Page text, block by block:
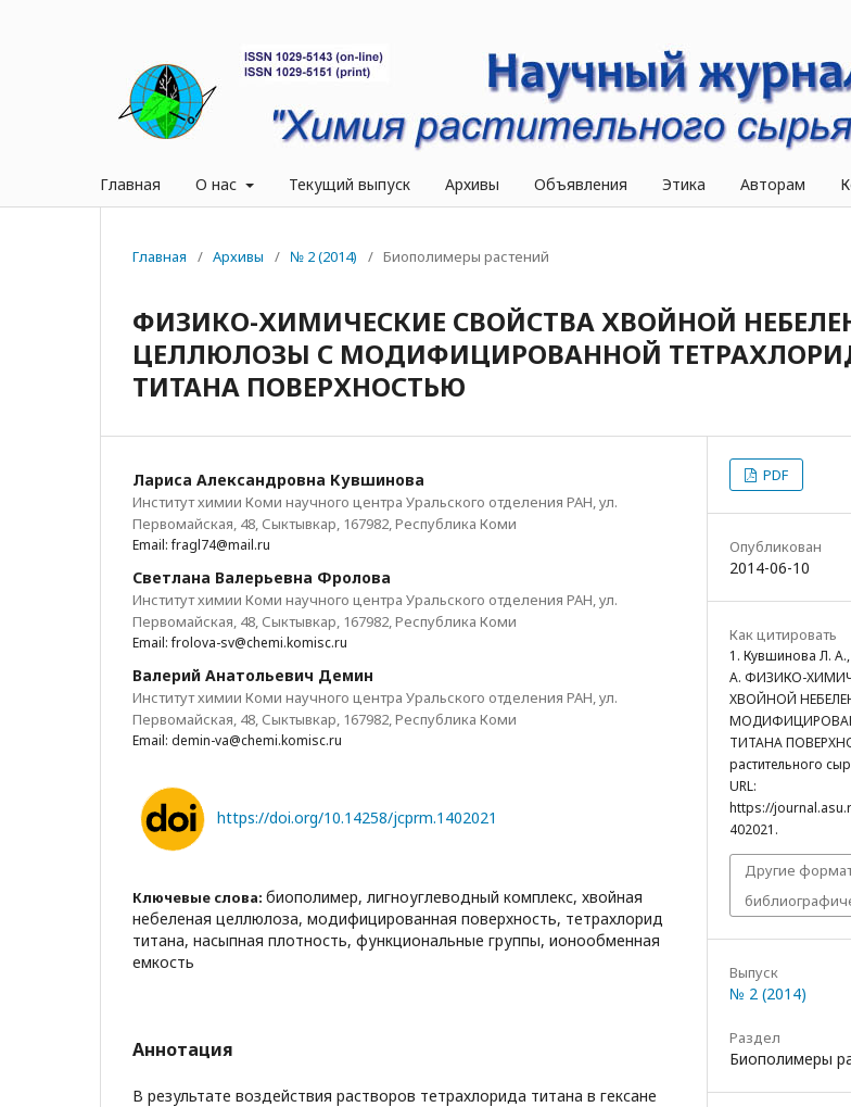
Главная О нас Текущий выпуск Архивы Объявления Этика Авторам
Главная / Архивы / № 2 (2014) / Биополимеры растений
ФИЗИКО-ХИМИЧЕСКИЕ СВОЙСТВА ХВОЙНОЙ
ЦЕЛЛЮЛОЗЫ С МОДИФИЦИРОВАННОЙ
ТИТАНА ПОВЕРХНОСТЬЮ
Лариса Александровна Кувшинова
Институт химии Коми научного центра Уральского отделения РАН, ул.
Первомайская, 48, Сыктывкар, 167982, Республика Коми
Email: fragl74@mail.ru
Светлана Валерьевна Фролова
Институт химии Коми научного центра Уральского отделения РАН, ул.
Первомайская, 48, Сыктывкар, 167982, Республика Коми
Email: frolova-sv@chemi.komisc.ru
Валерий Анатольевич Демин
Институт химии Коми научного центра Уральского отделения РАН, ул.
Первомайская, 48, Сыктывкар, 167982, Республика Коми
Email: demin-va@chemi.komisc.ru
https://doi.org/10.14258/jcprm.1402021
Ключевые слова: биополимер, лигноуглеводный комплекс, хвойная
небеленая целлюлоза, модифицированная поверхность, тетрахлорид
титана, насыпная плотность, функциональные группы, ионообменная
емкость
Аннотация
В результате воздействия растворов тетрахлорида титана в гексане
PDF
Опубликован
2014-06-10
Как цитировать
1. Кувшинова Л.
А. ФИЗИКО-
ХВОЙНОЙ
ТИТАНА
растительного
URL:
https://
402021.
Другие
Выпуск
№ 2 (2014)
Раздел
Биополимеры